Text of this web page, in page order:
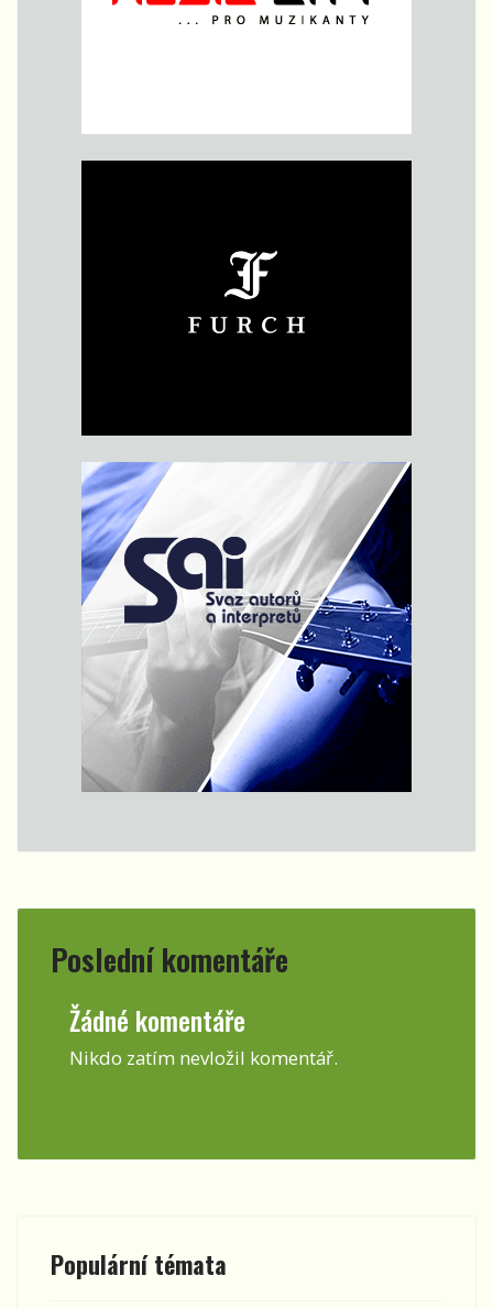
Poslední komentáře
Žádné komentáře
Nikdo zatím nevložil komentář.
Populární témata